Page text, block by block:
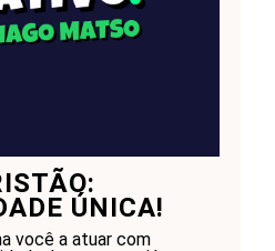
ÚNICA!
você a atuar com